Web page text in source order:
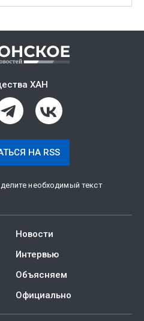
ХАН
НА RSS
необходимый текст
Новости
Интервью
Объясняем
Официально